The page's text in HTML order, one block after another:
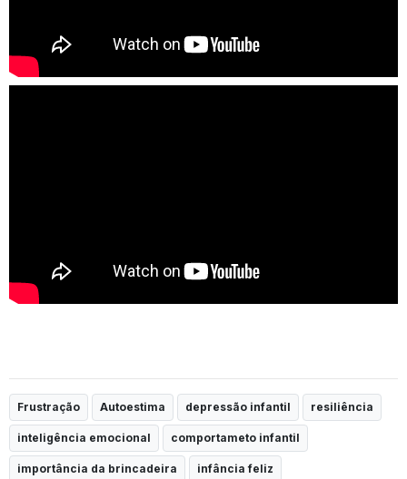
Frustração Autoestima depressão infantil resiliência
inteligência emocional comportameto infantil
importância da brincadeira infância feliz